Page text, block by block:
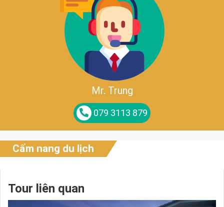
Mr. Trung
079 3113 879
Cẩm nang du lịch
Tour liên quan